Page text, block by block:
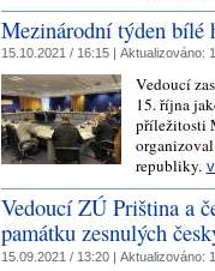
Mezinárodní týden bílé
15.10.2021 / 16:15 | Aktualizováno:
Vedoucí
15. října
příležitosti
republiky.
Vedoucí ZÚ Priština a
památku zesnulých
15.09.2021 / 13:20 | Aktualizováno: